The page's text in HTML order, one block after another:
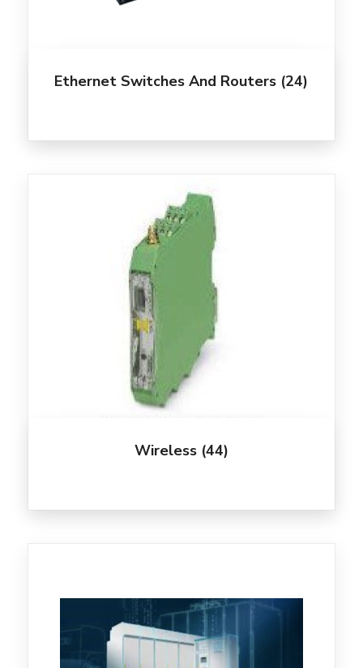
Ethernet Switches And Routers (24)
Wireless (44)